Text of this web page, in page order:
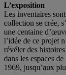
L’exposition
Les inventaires
collection se crée,
une centaine
l’idée de ce projet
révéler des
dans les espaces
1969, jusqu’aux